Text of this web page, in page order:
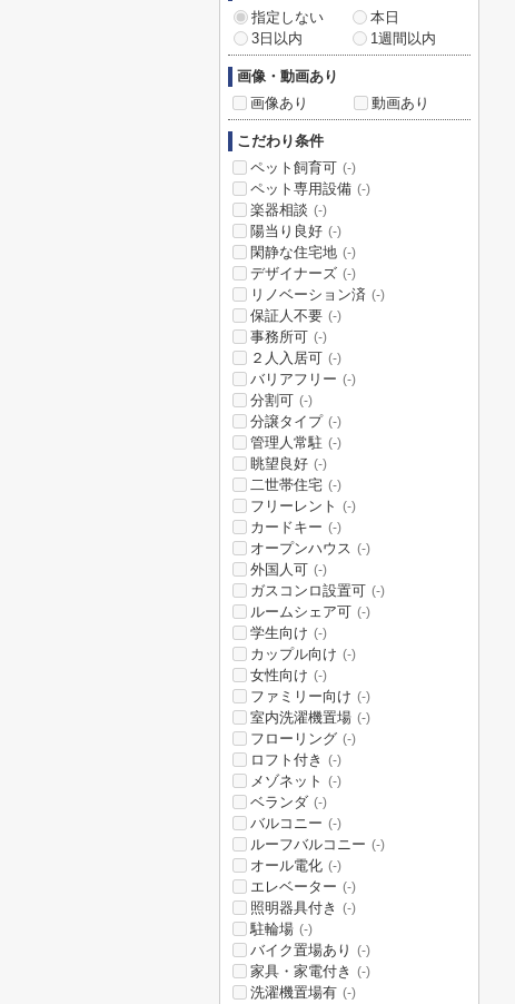
指定しない
本日
3日以内
1週間以内
画像・動画あり
画像あり
動画あり
こだわり条件
ペット飼育可 (-)
ペット専用設備 (-)
楽器相談 (-)
陽当り良好 (-)
閑静な住宅地 (-)
デザイナーズ (-)
リノベーション済 (-)
保証人不要 (-)
事務所可 (-)
２人入居可 (-)
バリアフリー (-)
分割可 (-)
分譲タイプ (-)
管理人常駐 (-)
眺望良好 (-)
二世帯住宅 (-)
フリーレント (-)
カードキー (-)
オープンハウス (-)
外国人可 (-)
ガスコンロ設置可 (-)
ルームシェア可 (-)
学生向け (-)
カップル向け (-)
女性向け (-)
ファミリー向け (-)
室内洗濯機置場 (-)
フローリング (-)
ロフト付き (-)
メゾネット (-)
ベランダ (-)
バルコニー (-)
ルーフバルコニー (-)
オール電化 (-)
エレベーター (-)
照明器具付き (-)
駐輪場 (-)
バイク置場あり (-)
家具・家電付き (-)
洗濯機置場有 (-)